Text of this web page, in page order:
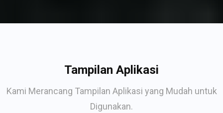
Tampilan Aplikasi
Kami Merancang Tampilan Aplikasi yang Mudah untuk
Digunakan.